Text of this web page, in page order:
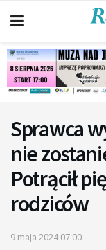
Sprawca
nie
Potrącił
rodziców
9 maja 2024 07:00